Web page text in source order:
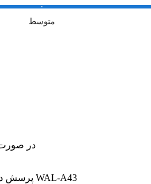
متوسط
در صورت
پرسش تابلو چوبی مدرن 1 تکه طرح گل کد WAL-A43